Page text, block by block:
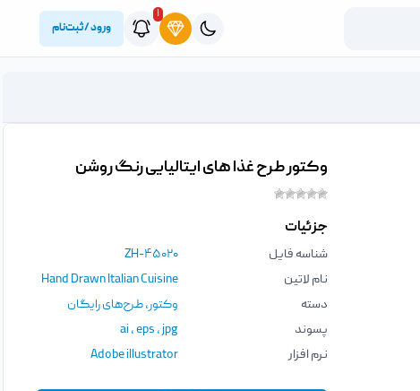
۱
ورود / ثبت‌نام
وکتور طرح غذا های ایتالیایی رنگ روشن
جزئیات
شناسه فایل
ZH-۴۵۰۲۰
نام لاتین
Hand Drawn Italian Cuisine
دسته
وکتور,طرح‌های رایگان
پسوند
ai ،eps ،jpg
نرم افزار
Adobe illustrator